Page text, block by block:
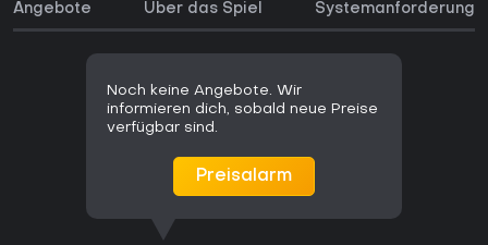
Angebote Über das Spiel
Noch keine Angebote. Wir
informieren dich, sobald neue Preise
verfügbar sind.
Preisalarm